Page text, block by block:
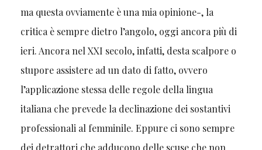
ma questa ovviamente è una mia opinione-, la
critica è sempre dietro l’angolo, oggi ancora più di
ieri. Ancora nel XXI secolo, infatti, desta scalpore o
stupore assistere ad un dato di fatto, ovvero
l’applicazione stessa delle regole della lingua
italiana che prevede la declinazione dei sostantivi
professionali al femminile. Eppure ci sono sempre